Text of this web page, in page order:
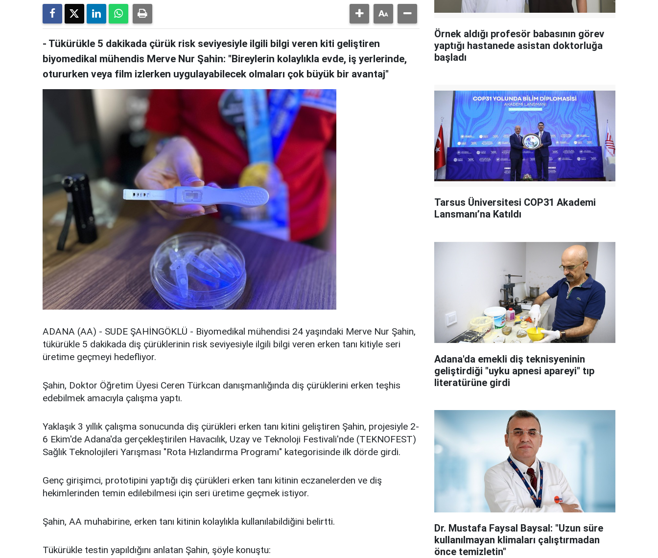
- Tükürükle 5 dakikada çürük risk seviyesiyle ilgili bilgi veren kiti geliştiren
biyomedikal mühendis Merve Nur Şahin: "Bireylerin kolaylıkla evde, iş yerlerinde,
otururken veya film izlerken uygulayabilecek olmaları çok büyük bir avantaj"
ADANA (AA) - SUDE ŞAHİNGÖKLÜ - Biyomedikal mühendisi 24 yaşındaki Merve Nur Şahin,
tükürükle 5 dakikada diş çürüklerinin risk seviyesiyle ilgili bilgi veren erken tanı kitiyle seri
üretime geçmeyi hedefliyor.
Şahin, Doktor Öğretim Üyesi Ceren Türkcan danışmanlığında diş çürüklerini erken teşhis
edebilmek amacıyla çalışma yaptı.
Yaklaşık 3 yıllık çalışma sonucunda diş çürükleri erken tanı kitini geliştiren Şahin, projesiyle 2-
6 Ekim'de Adana'da gerçekleştirilen Havacılık, Uzay ve Teknoloji Festivali'nde (TEKNOFEST)
Sağlık Teknolojileri Yarışması "Rota Hızlandırma Programı" kategorisinde ilk dörde girdi.
Genç girişimci, prototipini yaptığı diş çürükleri erken tanı kitinin eczanelerden ve diş
hekimlerinden temin edilebilmesi için seri üretime geçmek istiyor.
Şahin, AA muhabirine, erken tanı kitinin kolaylıkla kullanılabildiğini belirtti.
Tükürükle testin yapıldığını anlatan Şahin, şöyle konuştu:
Örnek aldığı profesör babasının görev
yaptığı hastanede asistan doktorluğa
başladı
Tarsus Üniversitesi COP31 Akademi
Lansmanı’na Katıldı
Adana'da emekli diş teknisyeninin
geliştirdiği "uyku apnesi apareyi" tıp
literatürüne girdi
Dr. Mustafa Faysal Baysal: "Uzun süre
kullanılmayan klimaları çalıştırmadan
önce temizletin"